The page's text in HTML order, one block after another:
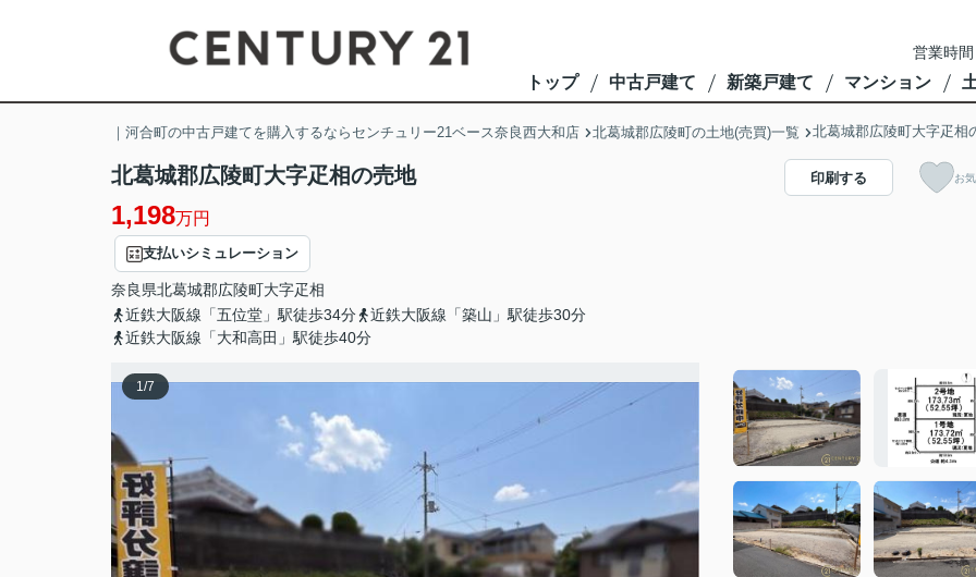
営業時
トップ 中古戸建て 新築戸建て マンション
｜河合町の中古戸建てを購入するならセンチュリー21ベース奈良西大和店 北葛城郡広陵町の土地(売買)一覧 北葛城郡広陵町大字疋相
北葛城郡広陵町大字疋相の売地
1,198万円
支払いシミュレーション
奈良県北葛城郡広陵町大字疋相
近鉄大阪線「五位堂」駅徒歩34分
近鉄大阪線「築山」駅徒歩30分
近鉄大阪線「大和高田」駅徒歩40分
印刷する お
1/7